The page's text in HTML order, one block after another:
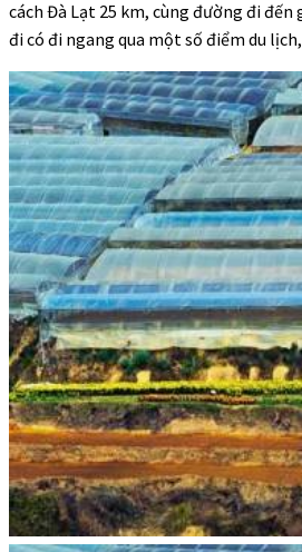
cách Đà Lạt 25 km, cùng đường đi
đi có đi ngang qua một số điểm du